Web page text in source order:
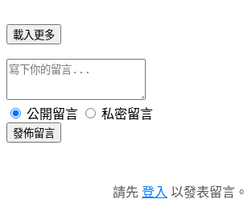
載入更多
公開留言 私密留言
發佈留言
請先 登入 以發表留言。